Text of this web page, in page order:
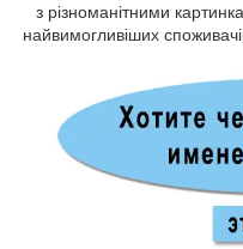
з різноманітними